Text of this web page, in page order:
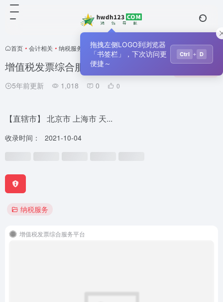
首页 • 会计相关 • 纳税服务 正文
增值税发票综合服务平台
5年前更新 1,018 0 0
【直辖市】 北京市 上海市 天...
收录时间： 2021-10-04
纳税服务
增值税发票综合服务平台
拖拽左侧LOGO到浏览器
「书签栏」，下次访问更
便捷～
Ctrl + D